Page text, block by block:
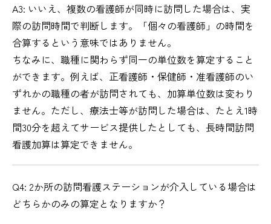
A3: いいえ、複数の看護師が同時に訪問した場合は、実
際の訪問時間で判断します。「個々の看護師」の時間を
合算するという意味ではありません。
ちなみに、職種に関わらず同一の単位数を算定すること
ができます。例えば、正看護師・保健師・准看護師のい
ずれかの職種の者が訪問されても、加算単位数は変わり
ません。ただし、療法士等が訪問した場合は、たとえ1時
間30分を超えてサービス提供したとしても、長時間訪問
看護加算は算定できません。
Q4: 2か所の訪問看護ステーションが介入している場合は
どちらかのみの算定となりますか？